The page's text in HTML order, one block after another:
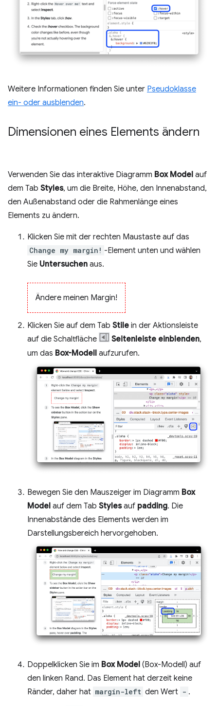
Weitere Informationen finden Sie unter Pseudoklasse
ein- oder ausblenden.
Dimensionen eines Elements ändern
Verwenden Sie das interaktive Diagramm Box Model auf
dem Tab Styles, um die Breite, Höhe, den Innenabstand,
den Außenabstand oder die Rahmenlänge eines
Elements zu ändern.
Klicken Sie mit der rechten Maustaste auf das
Change my margin! -Element unten und wählen
Sie Untersuchen aus.
Ändere meinen Margin!
Klicken Sie auf dem Tab Stile in der Aktionsleiste
auf die Schaltfläche
Seitenleiste einblenden,
um das Box-Modell aufzurufen.
Bewegen Sie den Mauszeiger im Diagramm Box
Model auf dem Tab Stylesauf padding. Die
Innenabstände des Elements werden im
Darstellungsbereich hervorgehoben.
Doppelklicken Sie im Box Model (Box-Modell) auf
den linken Rand. Das Element hat derzeit keine
Ränder, daher hat margin-left den Wert - .